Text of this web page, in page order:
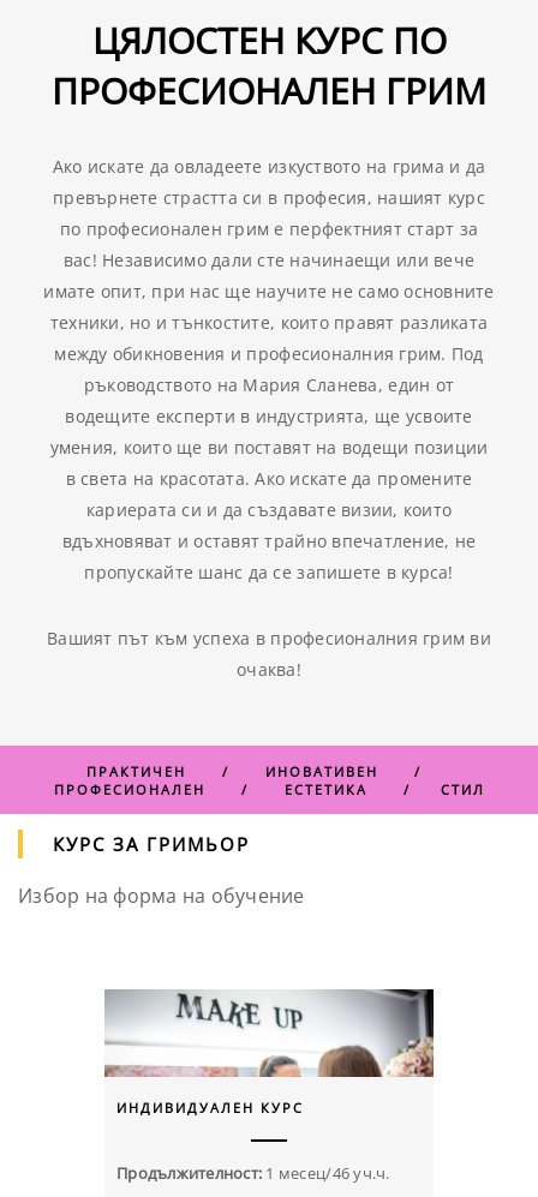
ЦЯЛОСТЕН КУРС ПО
ПРОФЕСИОНАЛЕН ГРИМ
Ако искате да овладеете изкуството на грима и да
превърнете страстта си в професия, нашият курс
по професионален грим е перфектният старт за
вас! Независимо дали сте начинаещи или вече
имате опит, при нас ще научите не само основните
техники, но и тънкостите, които правят разликата
между обикновения и професионалния грим. Под
ръководството на Мария Сланева, един от
водещите експерти в индустрията, ще усвоите
умения, които ще ви поставят на водещи позиции
в света на красотата. Ако искате да промените
кариерата си и да създавате визии, които
вдъхновяват и оставят трайно впечатление, не
пропускайте шанс да се запишете в курса!
Вашият път към успеха в професионалния грим ви
очаква!
ПРАКТИЧЕН / ИНОВАТИВЕН /
ПРОФЕСИОНАЛЕН / ЕСТЕТИКА / СТИЛ
КУРС ЗА ГРИМЬОР
Избор на форма на обучение
ИНДИВИДУАЛЕН КУРС
Продължителност: 1 месец/46 уч.ч.